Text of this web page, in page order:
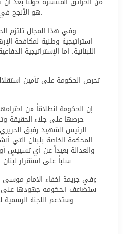
هو الأنجح في مردوده على اللبنانيين.
وفي هذا المجال تلتزم
استراتيجية وطنية لمكافحة
اللبنانية. اما الإستراتيجية
تحرص الحكومة على تأمين
إن الحكومة انطلاقاً من
حرصها على جلاء الحقيقة
الرئيس الشهيد رفيق
المحكمة الخاصة بلبنان التي
والعدالة بعيداً عن أي تسييسٍ
سلباً على استقرار لبنان ووحدته وسلمه الأهلي.
وفي جريمة اخفاء الامام موسى
ستضاعف الحكومة جهودها على
وستدعم اللجنة الرسمية